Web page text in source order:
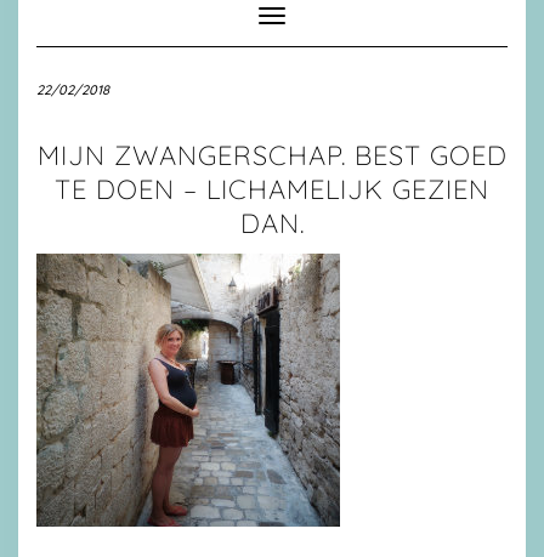
Toggle navigatie
22/02/2018
MIJN ZWANGERSCHAP. BEST GOED
TE DOEN – LICHAMELIJK GEZIEN
DAN.